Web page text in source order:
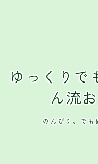
ゆっくりで
ん流
のんびり、でも